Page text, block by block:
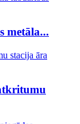
metāla...